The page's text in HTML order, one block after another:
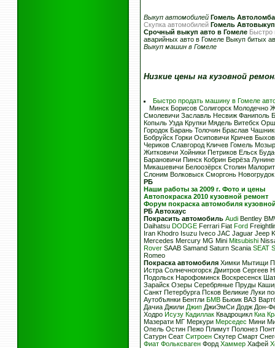
Выкуп автомобилей Гомель
Скупка автомобилей Гомель Автовыкуп
Срочный выкуп авто в Гомеле Быстро
аварийных авто в Гомеле Выкуп битых
Выкуп машин в Гомеле
Низкие цены на кузовной
Быстро продать машину в Гомеле
Минск Борисов Солигорск Молодечно
Смолевичи Заславль Несвиж Фаниполь
Копыль Узда Крупки Мядель Витебск
Городок Барань Толочин Браслав
Бобруйск Горки Осиповичи Кричев
Чериков Славгород Кличев Гомель
Житковичи Хойники Петриков Ельск
Барановичи Пинск Кобрин Берёза
Микашевичи Белоозёрск Столин
Слоним Волковыск Сморгонь
РБ
Наши работы за 2009 г. Фото и цены
Автопокраска 2010 кузовной ремонт
Форум покраска автомобиля
РБ Автохаус
Покрасить автомобиль Audi Bentley
Daihatsu DODGE Ferrari Fiat Ford
Iran Khodro Isuzu Iveco JAC Jaguar Jeep
Mercedes Mercury MG Mini Mitsubishi
Rover SAAB Samand Saturn Scania SEAT
Romeo
Покраска автомобиля Химки Мытищи
Истра Солнечногорск Дмитров Сергеев
Подольск Нарофоминск Воскресенск
Зарайск Озеры Серебряные Пруды
Санкт Петербурга Псков Великие Луки
Аутобъянки Бентли БМВ Бьюик ВАЗ
Дачиа Джили Джип ДжиЭмСи Додж Дон-
Ходро Исузу Кадиллак Квадроцикл Киа
Мазерати МГ Меркури Мерседес Мини
Опель Остин Пежо Плимут Полонез
Сатурн Сеат Ситроен Скутер Смарт
Фиат Фольксваген Форд Хаммер Хафей